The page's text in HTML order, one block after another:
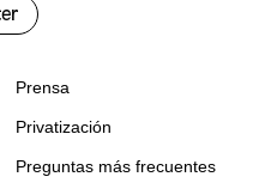
Prensa
Privatización
Preguntas más frecuentes